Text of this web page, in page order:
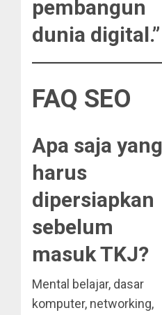
pembangun
dunia digital.”
FAQ SEO
Apa saja yang
harus
dipersiapkan
sebelum
masuk TKJ?
Mental belajar, dasar
komputer, networking,